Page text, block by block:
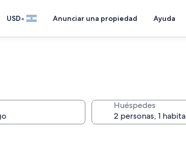
USD• Anunciar una propiedad Ayuda
Huéspedes